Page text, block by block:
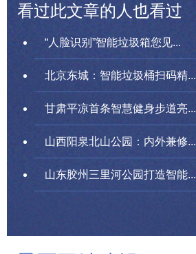
看过此文章的人也看过
“人脸识别”智能垃圾箱您见...
北京东城：智能垃圾桶扫码精...
甘肃平凉首条智慧健身步道亮...
山西阳泉北山公园：内外兼修...
山东胶州三里河公园打造智能...